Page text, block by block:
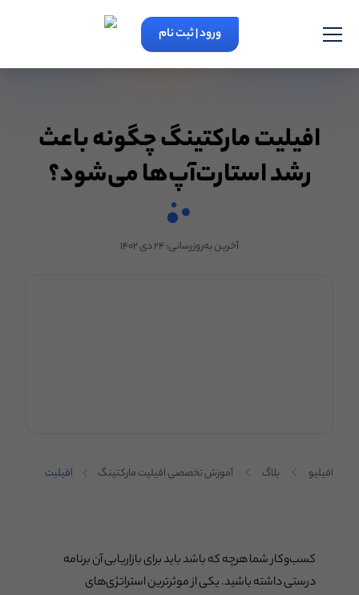
ورود | ثبت نام
افیلیت مارکتینگ چگونه باعث
رشد استارت‌آپ‌ها می‌شود؟
آخرین به‌روزرسانی:۲۴ دی ۱۴۰۲
افیلیو بلاگ آموزش تخصصی افیلیت مارکتینگ
افیلیت
می‌شود؟کسب‌وکار شما هرچه که باشد باید برای بازاریابی آن برنامه
درستی داشته باشید. یکی از موثرترین استراتژی‌های